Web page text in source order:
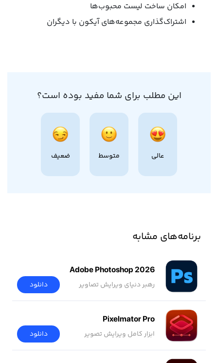
امکان ساخت لیست محبوب‌ها
اشتراک‌گذاری مجموعه‌های آیکون با دیگران
این مطلب برای شما مفید بوده است؟
عالی متوسط ضعیف
برنامه‌های مشابه
Adobe Photoshop 2026
رهبر دنیای ویرایش تصاویر دانلود
Pixelmator Pro
ابزار کامل ویرایش تصویر دانلود